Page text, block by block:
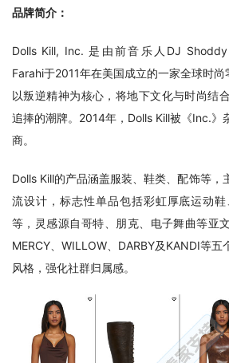
品牌简介：
Dolls Kill, Inc. 是由前音乐人DJ
Farahi于2011年在美国成立的一家全球时
以叛逆精神为核心，将地下文化与时尚结
追捧的潮牌。2014年，Dolls Kill被《Inc.》
商。
Dolls Kill的产品涵盖服装、鞋类、配饰等，
流设计，标志性单品包括彩虹厚底运动
等，灵感源自哥特、朋克、电子舞曲等亚
MERCY、WILLOW、DARBY及KANDI等五
风格，强化社群归属感。